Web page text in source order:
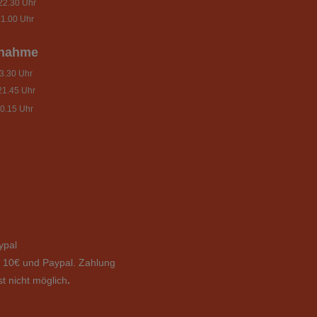
Uhr
Uhr
Uhr
Uhr
Uhr
und Paypal. Zahlung
nicht möglich.